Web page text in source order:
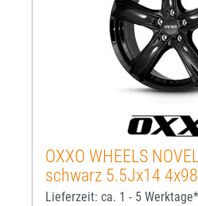
OXXO WHEELS
schwarz 5.5Jx14
Lieferzeit: ca. 1 - 5 Werktage*